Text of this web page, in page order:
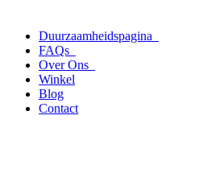
Duurzaamheidspagina
FAQs
Over Ons
Winkel
Blog
Contact